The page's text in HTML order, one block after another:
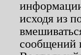
исходя из
сообщений